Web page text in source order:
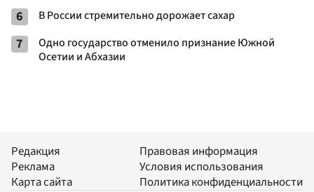
6 В России стремительно дорожает сахар
7
Одно государство отменило признание Южной
Осетии и Абхазии
Редакция
Реклама
Карта сайта
Правовая информация
Условия использования
Политика конфиденциальности